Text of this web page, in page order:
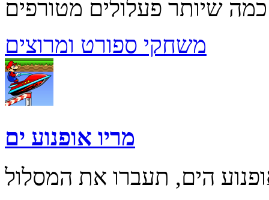
משחקי ספורט ומרוצים
מריו אופנוע ים